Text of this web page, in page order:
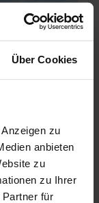
Über Cookies
zu
anbieten
zu
zu Ihrer
für